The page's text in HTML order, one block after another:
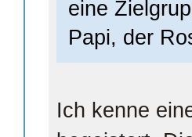
eine
Papi, der
Ich kenne